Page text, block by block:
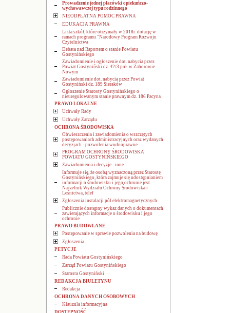
Prowadzenie jednej placówki opiekuńczo-
wychowawczej typu rodzinnego
NIEODPŁATNA POMOC PRAWNA
EDUKACJA PRAWNA
Lista szkół, które otrzymały w 2018r. dotację w
ramach programu "Narodowy Program Rozwoju
Czytelnictwa
Debata nad Raportem o stanie Powiatu
Gostynińskiego
Zawiadomienie i ogłoszenie dot. nabycia przez
Powiat Gostyniński dz. 42/3 poł. w Zaborowie
Nowym
Zawiadomienie dot. nabycia przez Powiat
Gostyniński dz. 189 Sieraków
Ogłoszenie Starosty Gostynińskiego o
nieuregulowanym stanie prawnym dz. 186 Pacyna
PRAWO LOKALNE
Uchwały Rady
Uchwały Zarządu
OCHRONA ŚRODOWISKA
Obwieszczenia i zawiadomienia o wszczętych
postępowaniach administracyjnych oraz wydanych
decyzjach - pozwolenia wodnoprawne
PROGRAM OCHRONY ŚRODOWISKA
POWIATU GOSTYNIŃSKIEGO
Zawiadomienia i decyzje - inne
Informuje się, że osobą wyznaczoną przez Starostę
Gostynińskiego, która zajmuje się udostępnianiem
informacji o środowisku i jego ochronie jest
Naczelnik Wydziału Ochrony Środowiska i
Leśnictwa, telef
Zgłoszenia instalacji pól elektromagnetycznych
Publicznie dostępny wykaz danych o dokumentach
zawierających informacje o środowisku i jego
ochronie
PRAWO BUDOWLANE
Postępowanie w sprawie pozwolenia na budowę
Zgłoszenia
PETYCJE
Rada Powiatu Gostynińskiego
Zarząd Powiatu Gostynińskiego
Starosta Gostyniński
REDAKCJA BIULETYNU
Redakcja
OCHRONA DANYCH OSOBOWYCH
Klauzula informacyjna
DOSTĘPNOŚĆ